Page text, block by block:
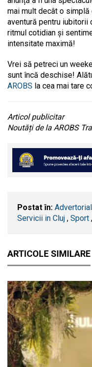
mai mult decât o
aventură pentru iubitorii
ritmul cotidian și
intensitate maximă!
Vrei să petreci un
sunt încă deschise!
AROBS la cea mai tare
Articol publicitar
Noutăți de la AROBS
Postat în: Advertorial
Servicii in Cluj , Sport ,
ARTICOLE SIMILARE